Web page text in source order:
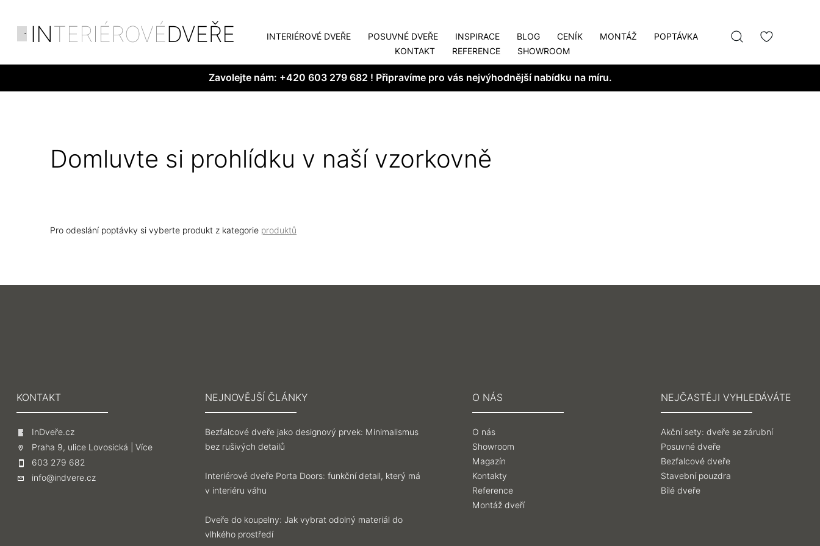
INTERIÉROVÉ DVEŘE POSUVNÉ DVEŘE INSPIRACE BLOG CENÍK MONTÁŽ
POPTÁVKA
KONTAKT
REFERENCE SHOWROOM
Zavolejte nám: +420 603 279 682 ! Připravíme pro vás nejvýhodnější nabídku na míru.
Domluvte si prohlídku v naší vzorkovně
Pro odeslání poptávky si vyberte produkt z kategorie produktů
KONTAKT
InDveře.cz
Praha 9, ulice Lovosická | Více
603 279 682
info@indvere.cz
NEJNOVĚJŠÍ ČLÁNKY
Bezfalcové dveře jako designový prvek: Minimalismus
bez rušivých detailů
Interiérové dveře Porta Doors: funkční detail, který má
v interiéru váhu
Dveře do koupelny: Jak vybrat odolný materiál do
vlhkého prostředí
O NÁS
O nás
Showroom
Magazín
Kontakty
Reference
Montáž dveří
NEJČASTĚJI VYHLEDÁVÁTE
Akční sety: dveře se zárubní
Posuvné dveře
Bezfalcové dveře
Stavební pouzdra
Bílé dveře